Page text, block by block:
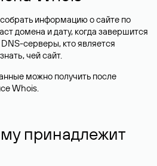
информацию о сайте по
домена и дату, когда завершится
серверы, кто является
чей сайт.
можно получить после
Whois.
принадлежит